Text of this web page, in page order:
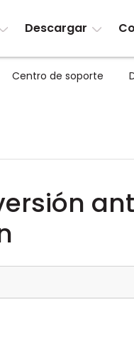
Descargar
Centro de soporte